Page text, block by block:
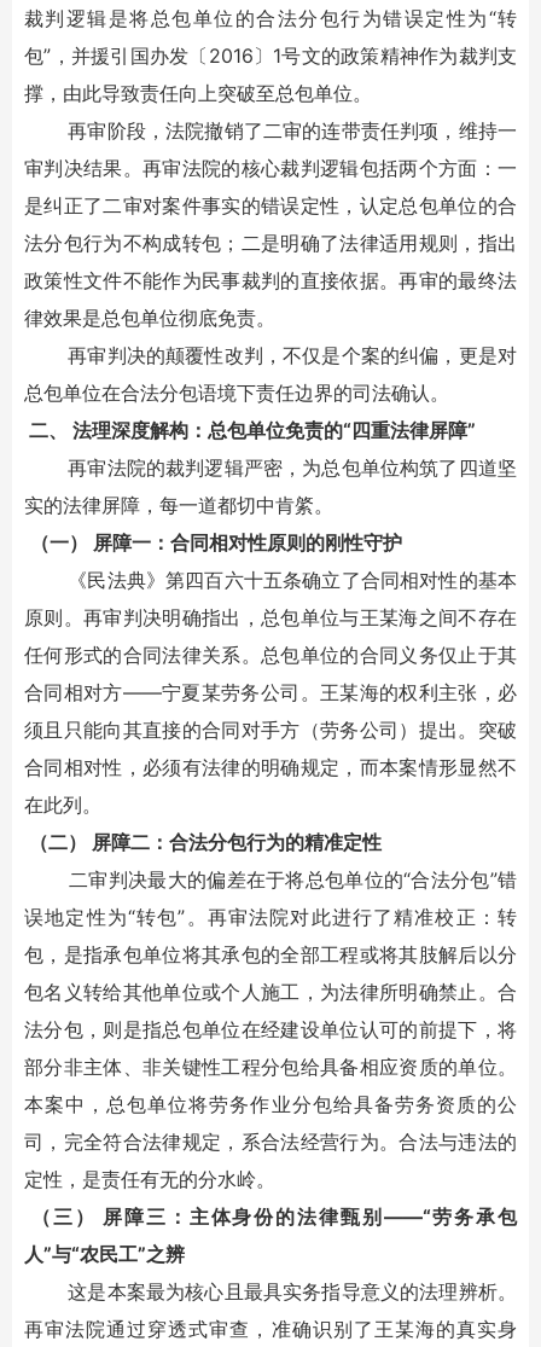
裁判逻辑是将总包单位的合法分包行为错误定性为“转
包”，并援引国办发〔2016〕1号文的政策精神作为裁判支
撑，由此导致责任向上突破至总包单位。
再审阶段，法院撤销了二审的连带责任判项，维持一
审判决结果。再审法院的核心裁判逻辑包括两个方面：一
是纠正了二审对案件事实的错误定性，认定总包单位的合
法分包行为不构成转包；二是明确了法律适用规则，指出
政策性文件不能作为民事裁判的直接依据。再审的最终法
律效果是总包单位彻底免责。
再审判决的颠覆性改判，不仅是个案的纠偏，更是对
总包单位在合法分包语境下责任边界的司法确认。
二、 法理深度解构：总包单位免责的“四重法律屏障”
再审法院的裁判逻辑严密，为总包单位构筑了四道坚
实的法律屏障，每一道都切中肯綮。
（一） 屏障一：合同相对性原则的刚性守护
《民法典》第四百六十五条确立了合同相对性的基本
原则。再审判决明确指出，总包单位与王某海之间不存在
任何形式的合同法律关系。总包单位的合同义务仅止于其
合同相对方——宁夏某劳务公司。王某海的权利主张，必
须且只能向其直接的合同对手方（劳务公司）提出。突破
合同相对性，必须有法律的明确规定，而本案情形显然不
在此列。
（二） 屏障二：合法分包行为的精准定性
二审判决最大的偏差在于将总包单位的“合法分包”错
误地定性为“转包”。再审法院对此进行了精准校正：转
包，是指承包单位将其承包的全部工程或将其肢解后以分
包名义转给其他单位或个人施工，为法律所明确禁止。合
法分包，则是指总包单位在经建设单位认可的前提下，将
部分非主体、非关键性工程分包给具备相应资质的单位。
本案中，总包单位将劳务作业分包给具备劳务资质的公
司，完全符合法律规定，系合法经营行为。合法与违法的
定性，是责任有无的分水岭。
（三） 屏障三：主体身份的法律甄别——“劳务承包
人”与“农民工”之辨
这是本案最为核心且最具实务指导意义的法理辨析。
再审法院通过穿透式审查，准确识别了王某海的真实身